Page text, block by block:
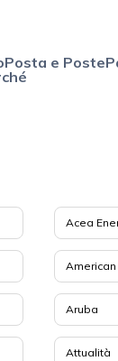
e
Acea
American
Aruba
Attualità